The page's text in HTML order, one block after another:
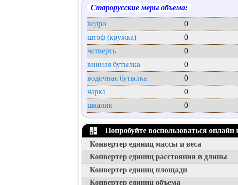
Старорусские меры объема:
ведро
0
штоф (кружка)
0
четверть
0
винная бутылка
0
водочная бутылка
0
чарка
0
шкалик
0
Попробуйте воспользоваться
Конвертер единиц массы и веса
Конвертер единиц расстояния и длины
Конвертер единиц площади
Конвертер единиц объема